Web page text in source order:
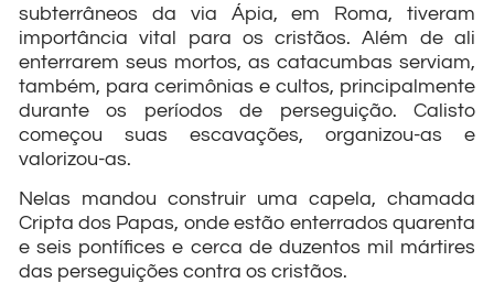
subterrâneos da via Ápia, em Roma, tiveram
importância vital para os cristãos. Além de ali
enterrarem seus mortos, as catacumbas serviam,
também, para cerimônias e cultos, principalmente
durante os períodos de perseguição. Calisto
começou suas escavações, organizou-as e
valorizou-as.
Nelas mandou construir uma capela, chamada
Cripta dos Papas, onde estão enterrados quarenta
e seis pontífices e cerca de duzentos mil mártires
das perseguições contra os cristãos.